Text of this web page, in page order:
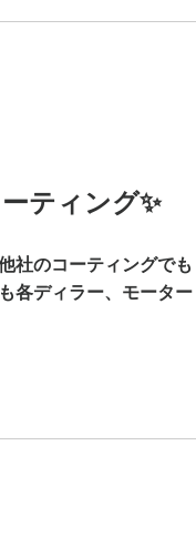
ティング✨
社のコーティングでも
各ディラー、モーター